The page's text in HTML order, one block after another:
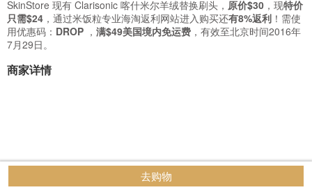
SkinStore 现有 Clarisonic 喀什米尔羊绒替换刷头， 原价$30 ，现特价
只需$24 ，通过米饭粒专业海淘返利网站进入购买还有8%返利 ！需使
用优惠码： DROP ， 满$49美国境内免运费 ，有效至北京时间2016年
7月29日。
商家详情
去购物